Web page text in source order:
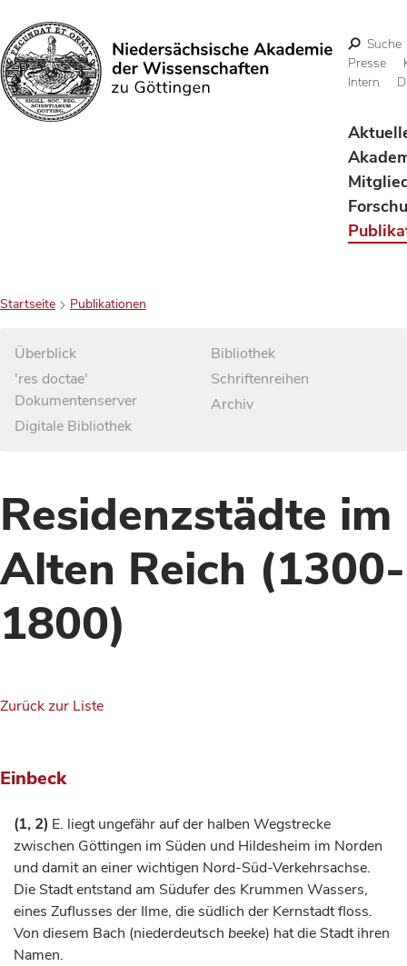
Suchen
Suche
Presse
Intern
Startseite Publikationen
Überblick
'res doctae'
Dokumentenserver
Digitale Bibliothek
Bibliothek
Schriftenreihen
Archiv
Residenzstädte im
Alten Reich (1300-
1800)
Zurück zur Liste
Einbeck
(1, 2) E. liegt ungefähr auf der halben Wegstrecke
zwischen Göttingen im Süden und Hildesheim im Norden
und damit an einer wichtigen Nord-Süd-Verkehrsachse.
Die Stadt entstand am Südufer des Krummen Wassers,
eines Zuflusses der Ilme, die südlich der Kernstadt floss.
Von diesem Bach (niederdeutsch beeke) hat die Stadt ihren
Namen.